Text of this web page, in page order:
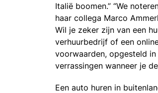
Italië boomen.” “We
haar collega Marco
Wil je zeker zijn van een
verhuurbedrijf of een
voorwaarden, opgesteld
verrassingen wanneer je
Een auto huren in